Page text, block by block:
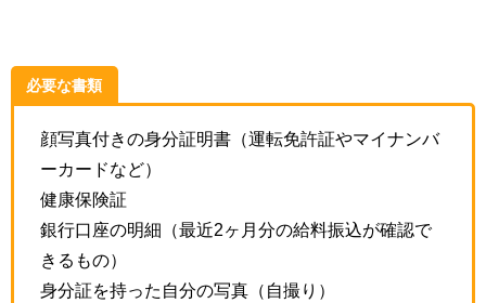
必要な書類
顔写真付きの身分証明書（運転免許証やマイナンバ
ーカードなど）
健康保険証
銀行口座の明細（最近2ヶ月分の給料振込が確認で
きるもの）
身分証を持った自分の写真（自撮り）